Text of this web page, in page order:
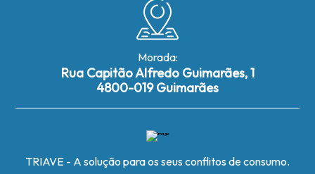
Morada:
Rua Capitão Alfredo Guimarães, 1
4800-019 Guimarães
TRIAVE - A solução para os seus conflitos de consumo.